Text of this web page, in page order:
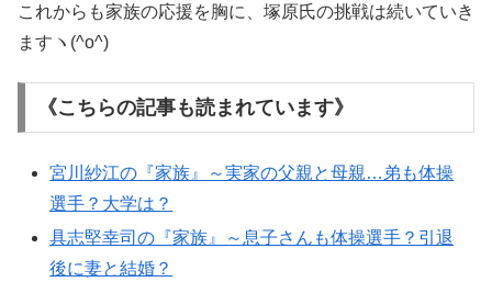
これからも家族の応援を胸に、塚原氏の挑戦は続いていき
ますヽ(^o^)
《こちらの記事も読まれています》
宮川紗江の『家族』～実家の父親と母親…弟も体操
選手？大学は？
具志堅幸司の『家族』～息子さんも体操選手？引退
後に妻と結婚？